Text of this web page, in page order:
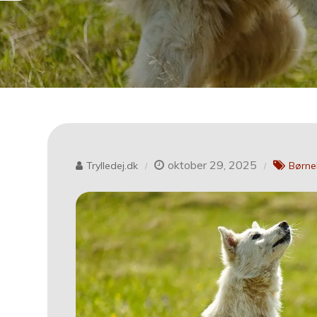
Trylledej.dk oktober 29, 2025